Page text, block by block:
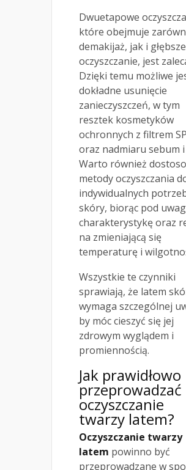
Dwuetapowe
które obejmuje
demakijaż, jak i głębsze
oczyszczanie, jest
Dzięki temu możliwe
dokładne usunięcie
zanieczyszczeń, w tym
resztek kosmetyków
ochronnych z filtrem
oraz nadmiaru sebum
Warto również
metody oczyszczania
indywidualnych
skóry, biorąc pod
charakterystykę oraz
na zmieniającą się
temperaturę i
Wszystkie te czynniki
sprawiają, że latem
wymaga szczególnej
by móc cieszyć się jej
zdrowym wyglądem i
promiennością.
Jak prawidłowo
przeprowadzać
oczyszczanie
twarzy latem?
Oczyszczanie twarzy
latem powinno być
przeprowadzane w